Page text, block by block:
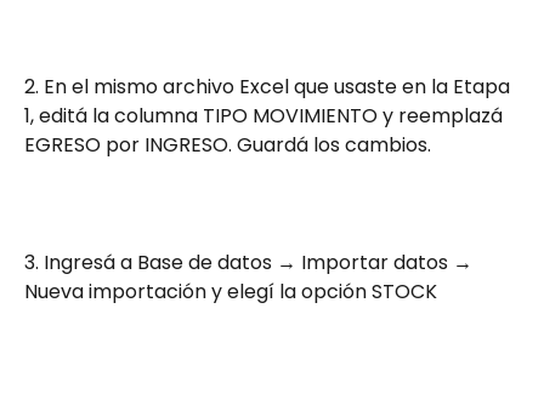
2. En el mismo archivo Excel que usaste en la Etapa
1, editá la columna TIPO MOVIMIENTO y reemplazá
EGRESO por INGRESO. Guardá los cambios.
3. Ingresá a Base de datos → Importar datos →
Nueva importación y elegí la opción STOCK